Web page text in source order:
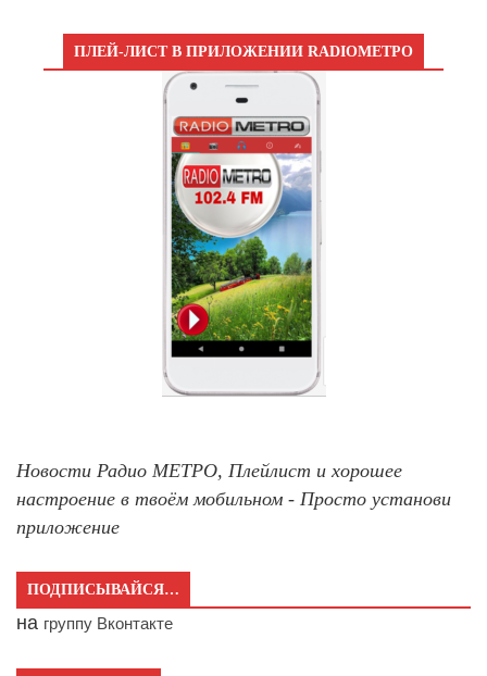
ПЛЕЙ-ЛИСТ В ПРИЛОЖЕНИИ RADIOМЕТРО
Новости Радио МЕТРО, Плейлист и хорошее
настроение в твоём мобильном - Просто установи
приложение
ПОДПИСЫВАЙСЯ…
на группу Вконтакте